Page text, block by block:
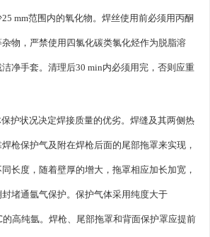
mm范围内的氧化物。焊丝使用前必须用丙酮
物，严禁使用四氯化碳类氯化烃作为脱脂溶
净手套。清理后30 min内必须用完，否则应重
护状况决定焊接质量的优劣。焊缝及其两侧热
枪保护气及附在焊枪后面的尾部拖罩来实现，
长度，随着壁厚的增大，拖罩相应加长加宽，
堵通氩气保护。保护气体采用纯度大于
高纯氩。焊枪、尾部拖罩和背面保护罩应提前